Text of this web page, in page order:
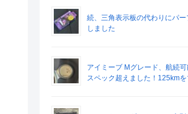
続、三角表示板の代わりにパー
しました
アイミーブ Mグレード、航続
スペック超えました！125kmを